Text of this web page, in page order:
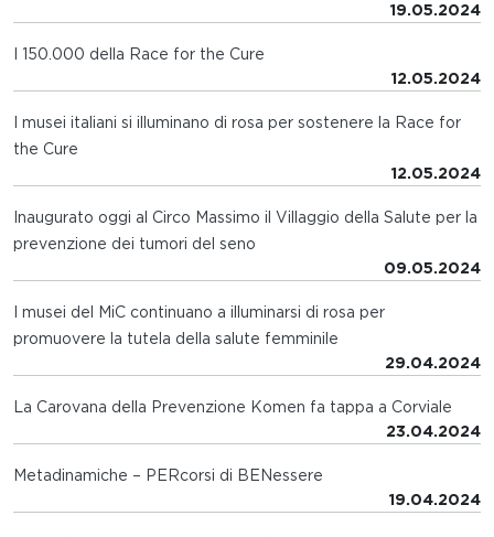
19.05.2024
I 150.000 della Race for the Cure
12.05.2024
I musei italiani si illuminano di rosa per sostenere la Race for
the Cure
12.05.2024
Inaugurato oggi al Circo Massimo il Villaggio della Salute per la
prevenzione dei tumori del seno
09.05.2024
I musei del MiC continuano a illuminarsi di rosa per
promuovere la tutela della salute femminile
29.04.2024
La Carovana della Prevenzione Komen fa tappa a Corviale
23.04.2024
Metadinamiche – PERcorsi di BENessere
19.04.2024